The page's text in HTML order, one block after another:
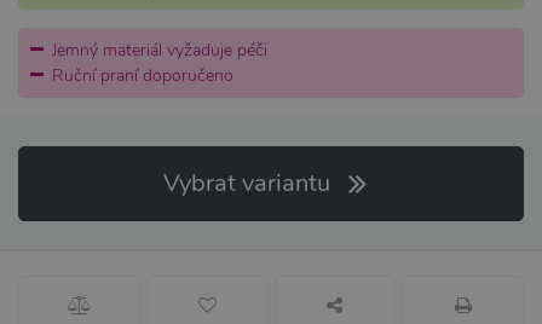
Jemný materiál vyžaduje péči
Ruční praní doporučeno
Vybrat variantu